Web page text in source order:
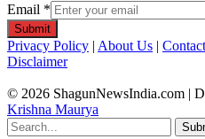
Email *
Submit
Privacy Policy | About Us |
Disclaimer
© 2026 ShagunNewsIndia.com |
Krishna Maurya